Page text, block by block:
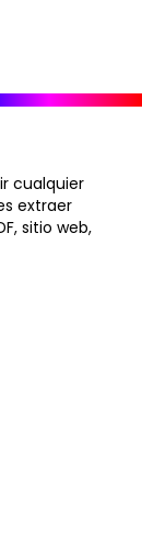
cualquier
extraer
sitio web,